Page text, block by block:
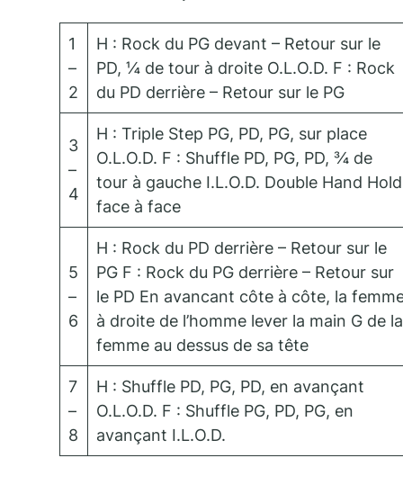
1
–
2
H : Rock du PG devant – Retour sur le
PD, ¼ de tour à droite O.L.O.D. F : Rock
du PD derrière – Retour sur le PG
3
–
4
H : Triple Step PG, PD, PG, sur place
O.L.O.D. F : Shuffle PD, PG, PD, ¾ de
tour à gauche I.L.O.D. Double Hand
face à face
5
–
6
H : Rock du PD derrière – Retour sur le
PG F : Rock du PG derrière – Retour sur
le PD En avancant côte à côte, la
à droite de l’homme lever la main G de la
femme au dessus de sa tête
7
–
8
H : Shuffle PD, PG, PD, en avançant
O.L.O.D. F : Shuffle PG, PD, PG, en
avançant I.L.O.D.